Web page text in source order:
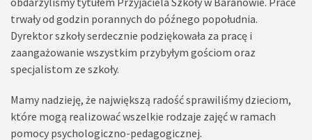
trwały od godzin porannych do późnego popołudnia.
Dyrektor szkoły serdecznie podziękowała za pracę i
zaangażowanie wszystkim przybyłym gościom oraz
specjalistom ze szkoły.
Mamy nadzieję, że największą radość sprawiliśmy dzieciom,
które mogą realizować wszelkie rodzaje zajęć w ramach
pomocy psychologiczno-pedagogicznej.